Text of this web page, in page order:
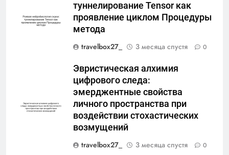
туннелирование Tensor как
проявление циклом Процедуры
метода
travelbox27_
3 месяца спустя 0
Эвристическая алхимия
цифрового следа:
эмерджентные свойства
личного пространства при
воздействии стохастических
возмущений
travelbox27_
3 месяца спустя 0